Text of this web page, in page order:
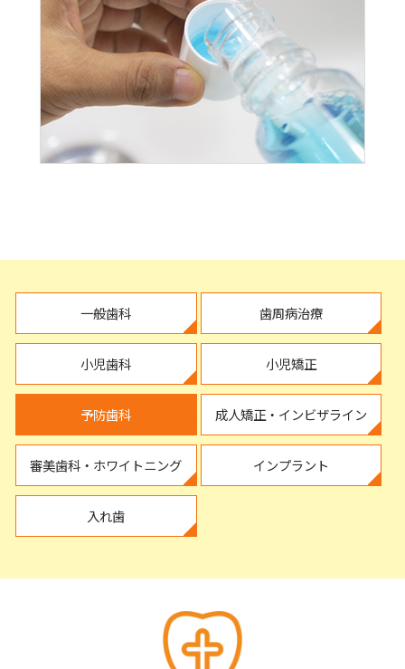
一般歯科 歯周病治療
小児歯科 小児矯正
予防歯科 成人矯正・インビザライン
審美歯科・ホワイトニング インプラント
入れ歯